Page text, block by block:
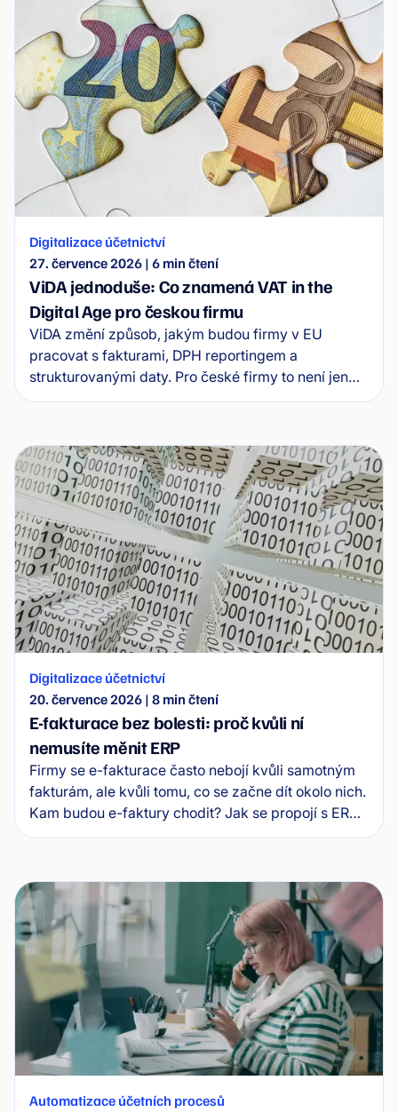
Digitalizace účetnictví
27. července 2026 | 6 min čtení
ViDA jednoduše: Co znamená VAT in the
Digital Age pro českou firmu
ViDA změní způsob, jakým budou firmy v EU
pracovat s fakturami, DPH reportingem a
strukturovanými daty. Pro české firmy to není jen
legislativní téma, ale signál, že účetní procesy musí
napojení na ERP, tím menší riziko bude později
znamenat povinná změna.
Digitalizace účetnictví
20. července 2026 | 8 min čtení
E-fakturace bez bolesti: proč kvůli ní
nemusíte měnit ERP
Firmy se e-fakturace často nebojí kvůli samotným
fakturám, ale kvůli tomu, co se začne dít okolo nich.
Kam budou e-faktury chodit? Jak se propojí s ERP?
Kdo je schválí a co se stane s výjimkami?
Automatizace účetních procesů